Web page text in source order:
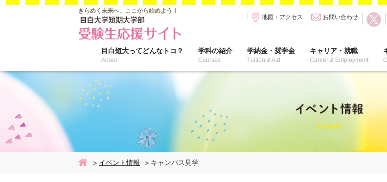
きらめく未来へ。 ここから始めよう！
地図・アクセス
お問い合わせ
目白短大ってどんなトコ？
About
学科の紹介
Courses
学納金・奨学金
Tuition & Aid
キャリア・就職
Career & Employment
Homeイベント情報 キャンパス見学